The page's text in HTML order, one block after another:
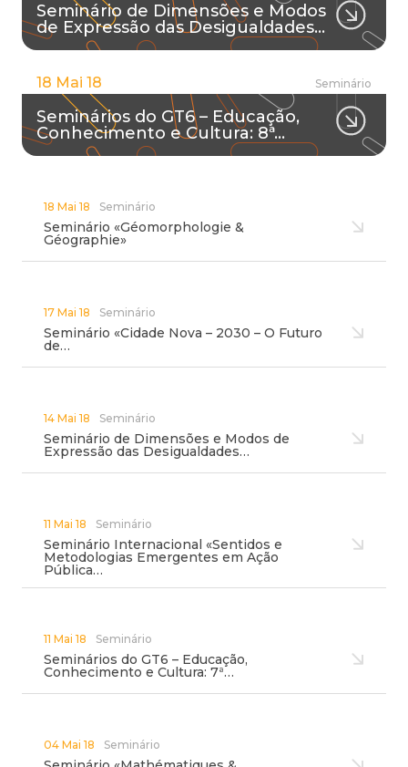
Seminário de Dimensões e Modos
de Expressão das Desigualdades…
18 Mai 18 Seminário
Seminários do GT6 – Educação,
Conhecimento e Cultura: 8ª…
18 Mai 18 Seminário
Seminário «Géomorphologie &
Géographie»
17 Mai 18 Seminário
Seminário «Cidade Nova – 2030 – O Futuro
de…
14 Mai 18 Seminário
Seminário de Dimensões e Modos de
Expressão das Desigualdades…
11 Mai 18 Seminário
Seminário Internacional «Sentidos e
Metodologias Emergentes em Ação
Pública…
11 Mai 18 Seminário
Seminários do GT6 – Educação,
Conhecimento e Cultura: 7ª…
04 Mai 18 Seminário